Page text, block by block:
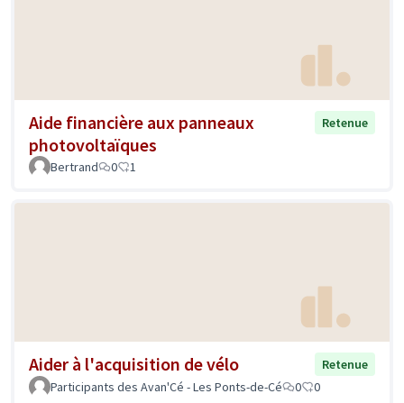
Aide financière aux panneaux
photovoltaïques
Retenue
Bertrand 0 1
Aider à l'acquisition de vélo
Retenue
Participants des Avan'Cé - Les Ponts-de-Cé
0 0